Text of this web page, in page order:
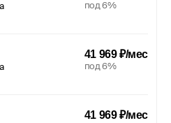
под 6%
41 969 ₽/мес
под 6%
41 969 ₽/мес